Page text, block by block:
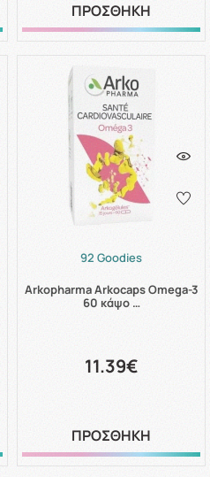
ΠΡΟΣΘΗΚΗ
92 Goodies
Arkopharma Arkocaps Omega-3
60 κάψο …
11.39€
ΠΡΟΣΘΗΚΗ